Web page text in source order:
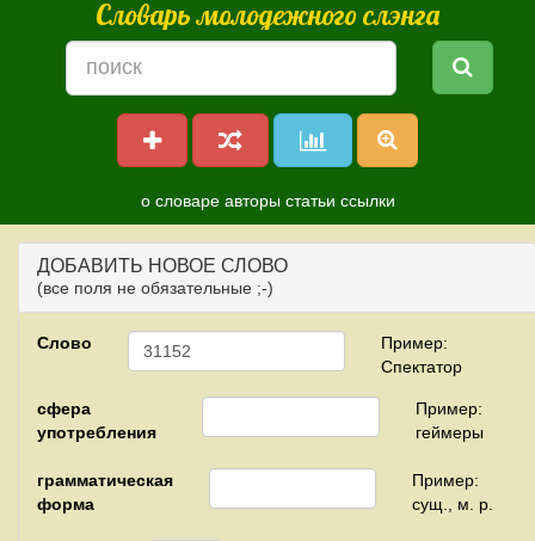
Словарь молодежного слэнга
о словаре авторы статьи ссылки
ДОБАВИТЬ НОВОЕ СЛОВО
(все поля не обязательные ;-)
Слово
Пример:
Спектатор
сфера
употребления
Пример:
геймеры
грамматическая
форма
Пример:
сущ., м. р.